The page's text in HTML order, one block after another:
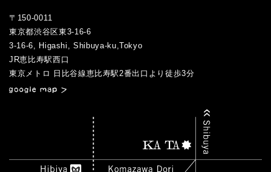
〒150-0011
東京都渋谷区東3-16-6
3-16-6, Higashi, Shibuya-ku,Tokyo
JR恵比寿駅西口
／
東京メトロ 日比谷線恵比寿駅2番出口より徒歩3分